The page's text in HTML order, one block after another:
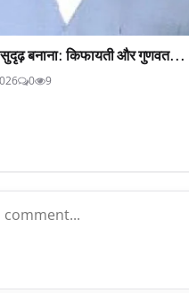
सुदृढ़ बनाना: किफायती और गुणवत...
0 9